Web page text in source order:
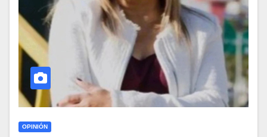
OPINIÓN